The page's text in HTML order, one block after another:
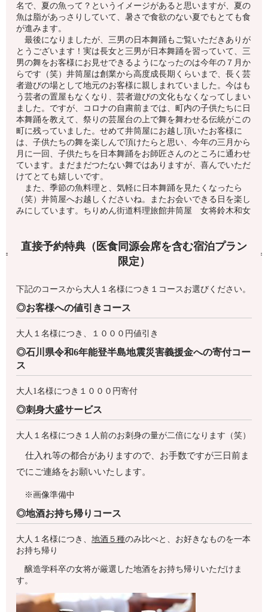
名で、夏の魚って？というイメージがあると思いますが、夏の
魚は脂があっさりしていて、暑さで食欲のない夏でもとても食
が進みます。
最後になりましたが、三男の日本舞踊もご覧いただきありが
とうございます！実は長女と三男が日本舞踊を習っていて、三
男の舞をお客様にお見せできるようになったのは今年の７月か
らです（笑）井筒屋は創業から高度成長期くらいまで、長く芸
者遊びの場として地元のお客様に親しまれていました。今はも
う芸者の置屋もなくなり、芸者遊びの文化もなくなってしまい
ました。ですが、コロナの自粛前までは、町内の子供たちに日
本舞踊を教えて、祭りの芸屋台の上で舞を舞わせる伝統がこの
町に残っていました。せめて井筒屋にお越し頂いたお客様に
は、子供たちの舞を楽しんで頂けたらと思い、今年の三月から
月に一回、子供たちを日本舞踊をお師匠さんのところに通わせ
ています。まだまだつたない舞ではありますが、喜んでいただ
けてとても嬉しいです。
また、季節の魚料理と、気軽に日本舞踊を見たくなったら
（笑）井筒屋へお越しくださいね。またお会いできる日を楽し
みにしています。ちりめん街道料理旅館井筒屋 女将鈴木和女
直接予約特典（医食同源会席を含む宿泊プラン
限定）
下記のコースから大人１名様につき１コースお選びください。
◎お客様への値引きコース
大人１名様につき、１０００円値引き
◎石川県令和6年能登半島地震災害義援金への寄付コー
ス
大人1名様につき１０００円寄付
◎刺身大盛サービス
大人１名様につき１人前のお刺身の量が二倍になります（笑）
仕入れ等の都合がありますので、お手数ですが三日前ま
でにご連絡をお願いいたします。
※画像準備中
◎地酒お持ち帰りコース
大人１名様につき、地酒５種のみ比べと、お好きなものを一本
お持ち帰り
醸造学科卒の女将が厳選した地酒をお持ち帰りいただけま
す。